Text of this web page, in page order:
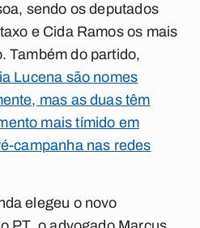
sendo os deputados
e Cida Ramos os mais
Também do partido,
Lucena são nomes
mas as duas têm
mais tímido em
campanha nas redes
elegeu o novo